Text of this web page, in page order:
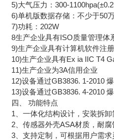
5)大气压力：300-
6)单机版数据存储：不少于50
7)功耗：202W
8生产企业具有ISO质量管理体
9)生产企业具有计算机软件注
10)生产企业具有Ex ia IIC T4
11)生产企业为3A信用企业
12)设备通过GB3836. 1-2010 爆
13)设备通过GB3836. 4-2010 爆
四、 功能特点
1、一体化结构设计，安装拆卸
2、传感器外壳ASA材质，耐腐
3、支持定制，可根据用户需求